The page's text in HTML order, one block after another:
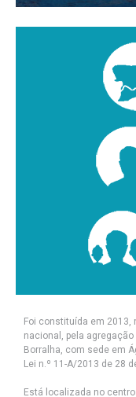
Foi constituída em
nacional, pela
Borralha, com sede em
Lei n.º 11-A/2013 de 28
Está localizada no